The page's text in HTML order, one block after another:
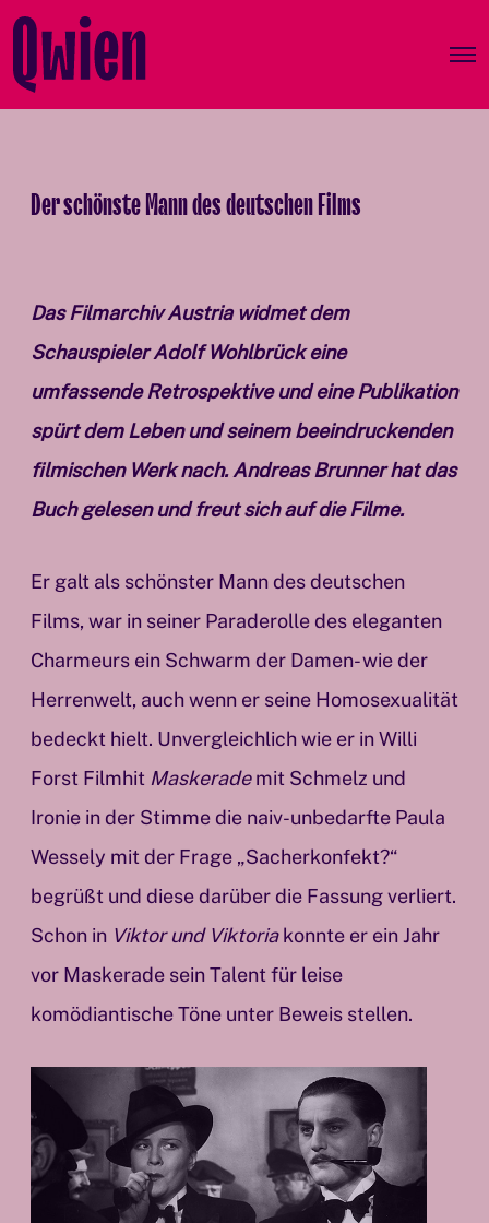
O
Der schönste Mann des deutschen Films
Das Filmarchiv Austria widmet dem
Schauspieler Adolf Wohlbrück eine
umfassende Retrospektive und eine Publikation
spürt dem Leben und seinem beeindruckenden
filmischen Werk nach. Andreas Brunner hat das
Buch gelesen und freut sich auf die Filme.
Er galt als schönster Mann des deutschen
Films, war in seiner Paraderolle des eleganten
Charmeurs ein Schwarm der Damen- wie der
Herrenwelt, auch wenn er seine Homosexualität
bedeckt hielt. Unvergleichlich wie er in Willi
Forst Filmhit Maskerademit Schmelz und
Ironie in der Stimme die naiv-unbedarfte Paula
Wessely mit der Frage „Sacherkonfekt?“
begrüßt und diese darüber die Fassung verliert.
Schon in Viktor und Viktoriakonnte er ein Jahr
vor Maskerade sein Talent für leise
komödiantische Töne unter Beweis stellen.